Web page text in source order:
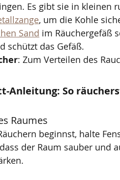
Es gibt sie in kleinen
, um die Kohle
Sand im Räuchergefäß
schützt das Gefäß.
: Zum Verteilen des
Anleitung: So
Raumes
beginnst, halte
der Raum sauber und